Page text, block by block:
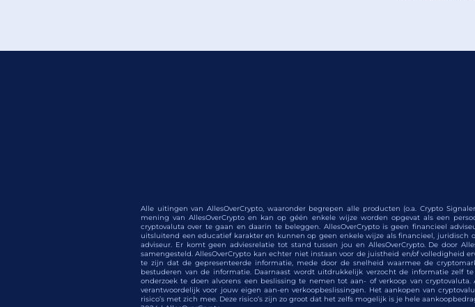
Alle uitingen van AllesOverCrypto, waaronder begrepen alle producten (o.a. Crypto
mening van AllesOverCrypto en kan op géén enkele wijze worden opgevat als een
cryptovaluta over te gaan en daarin te beleggen. AllesOverCrypto is geen financieel
uitsluitend een educatief karakter en kunnen op geen enkele wijze als financieel, juridisch
adviseur. Er komt geen adviesrelatie tot stand tussen jou en AllesOverCrypto. De door
samengesteld. AllesOverCrypto kan echter niet instaan voor de juistheid en/of
te zijn dat de gepresenteerde informatie, mede door de snelheid waarmee de
bestuderen van de informatie. Daarnaast wordt uitdrukkelijk verzocht de informatie zelf
onderzoek te doen alvorens een beslissing te nemen tot aan- of verkoop van
verantwoordelijk voor jouw eigen aan-en verkoopbeslissingen. Het aankopen van
risico’s met zich mee. Deze risico’s zijn zo groot dat het zelfs mogelijk is je hele